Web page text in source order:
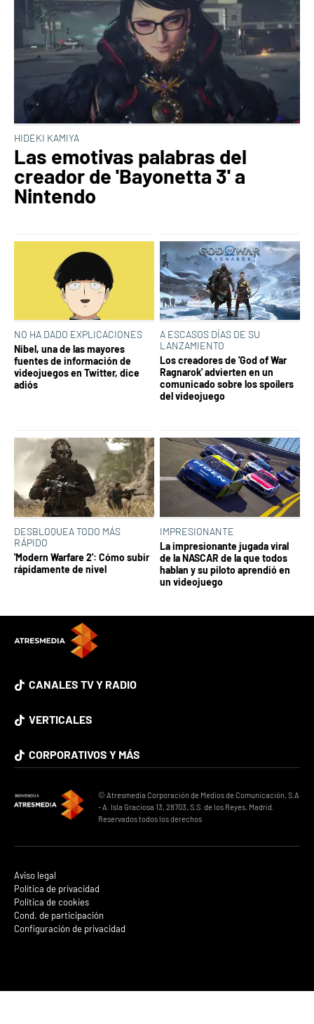
HIDEKI KAMIYA
Las emotivas palabras del
creador de 'Bayonetta 3' a
Nintendo
NO HA DADO EXPLICACIONES
Nibel, una de las mayores
fuentes de información de
videojuegos en Twitter, dice
adiós
A ESCASOS DÍAS DE SU
LANZAMIENTO
Los creadores de 'God of War
Ragnarok' advierten en un
comunicado sobre los spoílers
del videojuego
DESBLOQUEA TODO MÁS
RÁPIDO
'Modern Warfare 2': Cómo subir
rápidamente de nivel
IMPRESIONANTE
La impresionante jugada viral
de la NASCAR de la que todos
hablan y su piloto aprendió en
un videojuego
CANALES TV Y RADIO
VERTICALES
CORPORATIVOS Y MÁS
© Atresmedia Corporación de Medios de Comunicación, S.A
- A. Isla Graciosa 13, 28703, S.S. de los Reyes, Madrid.
Reservados todos los derechos
Aviso legal
Política de privacidad
Política de cookies
Cond. de participación
Configuración de privacidad